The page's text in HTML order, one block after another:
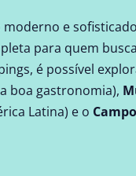
e
para quem
é possível
boa gastronomia),
Latina) e o